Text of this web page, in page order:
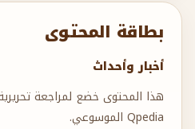
بطاقة المحتوى
أخبار وأحداث
هذا المحتوى خضع لمراجعة
Qpedia الموسوعي.